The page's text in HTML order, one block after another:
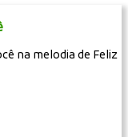
na melodia de Feliz